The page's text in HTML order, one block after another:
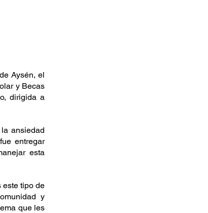
Aysén, el
y Becas
dirigida a
ansiedad
entregar
esta
este tipo de
y
que les